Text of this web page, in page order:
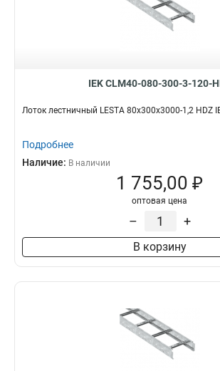
IEK CLM40-080-300-3-120-
Лоток лестничный LESTA 80х300х3000-1,2 HDZ
Подробнее
Наличие: В наличии
1 755,00 ₽
оптовая цена
– +
В корзину